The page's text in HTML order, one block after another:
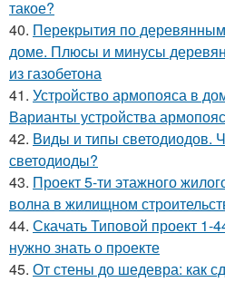
такое?
40. Перекрытия по
доме. Плюсы и минусы
из газобетона
41. Устройство армопояса в
Варианты устройства
42. Виды и типы светодиодов.
светодиоды?
43. Проект 5-ти этажного
волна в жилищном
44. Скачать Типовой проект 1-
нужно знать о проекте
45. От стены до шедевра: как